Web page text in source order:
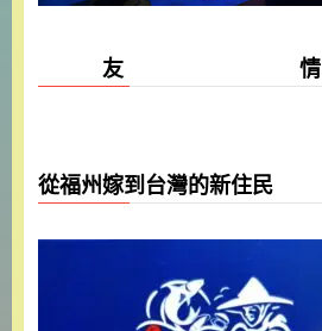
友 情
從福州嫁到台灣的新住民